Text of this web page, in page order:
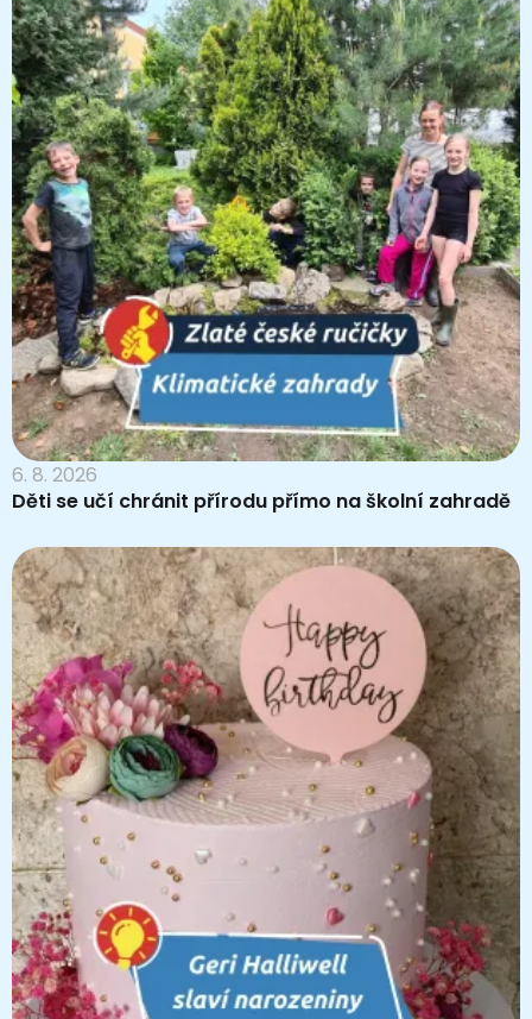
6. 8. 2026
Děti se učí chránit přírodu přímo na školní zahradě